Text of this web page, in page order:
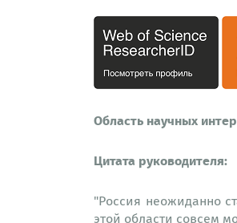
Область научных
Цитата руководителя:
"Россия неожиданно
этой области совсем